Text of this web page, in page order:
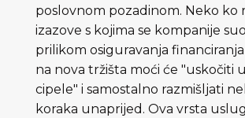
poslovnom pozadinom. Neko ko
izazove s kojima se kompanije
prilikom osiguravanja
na nova tržišta moći će "uskočiti
cipele" i samostalno razmišljati
koraka unaprijed. Ova vrsta